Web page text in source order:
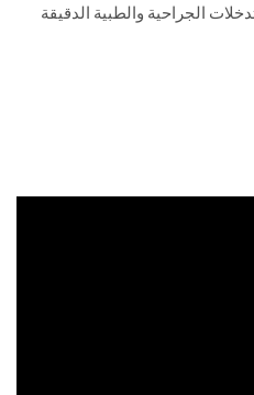
الزائـرون
الجراحية والطبية الدقيقة